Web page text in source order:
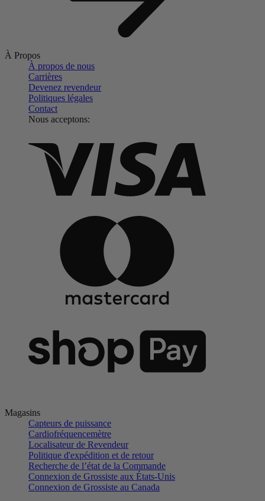
À Propos
À propos de nous
Carrières
Devenez revendeur
Politiques légales
Contact
Nous acceptons:
Magasins
Capteurs de puissance
Cardiofréquencemètre
Localisateur de Revendeur
Politique d'expédition et de retour
Recherche de l’état de la Commande
Connexion de Grossiste aux États-Unis
Connexion de Grossiste au Canada